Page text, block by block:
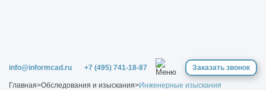
info@informcad.ru +7 (495) 741-18-87 Заказать звонок
Главная>Обследования и изыскания>Инженерные изыскания